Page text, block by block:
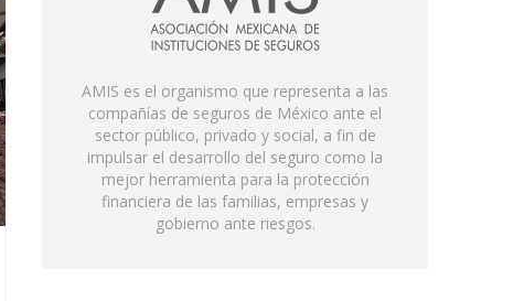
AMIS es el organismo que representa a las
compañías de seguros de México ante el
sector público, privado y social, a fin de
impulsar el desarrollo del seguro como la
mejor herramienta para la protección
financiera de las familias, empresas y
gobierno ante riesgos.